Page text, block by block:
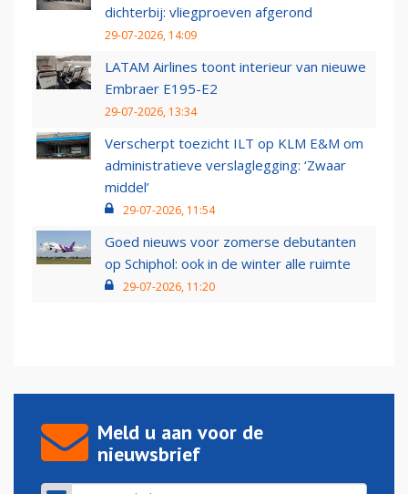
dichterbij: vliegproeven afgerond
29-07-2026, 14:09
LATAM Airlines toont interieur van nieuwe
Embraer E195-E2
29-07-2026, 13:34
Verscherpt toezicht ILT op KLM E&M om
administratieve verslaglegging: ‘Zwaar
middel’
29-07-2026, 11:54
Goed nieuws voor zomerse debutanten
op Schiphol: ook in de winter alle ruimte
29-07-2026, 11:20
Meld u aan voor de
nieuwsbrief